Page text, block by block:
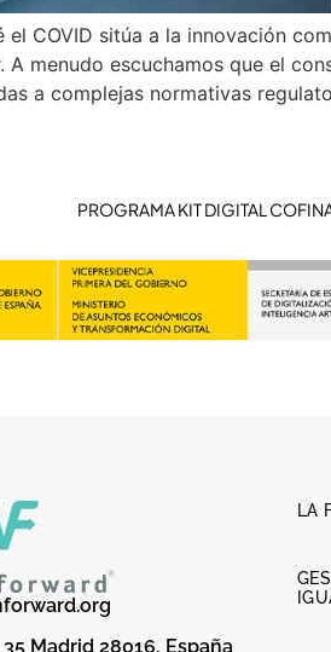
el COVID sitúa a la innovación
A menudo escuchamos que el
a complejas normativas
PROGRAMA KIT DIGITAL
35 Madrid 28016, España
LA